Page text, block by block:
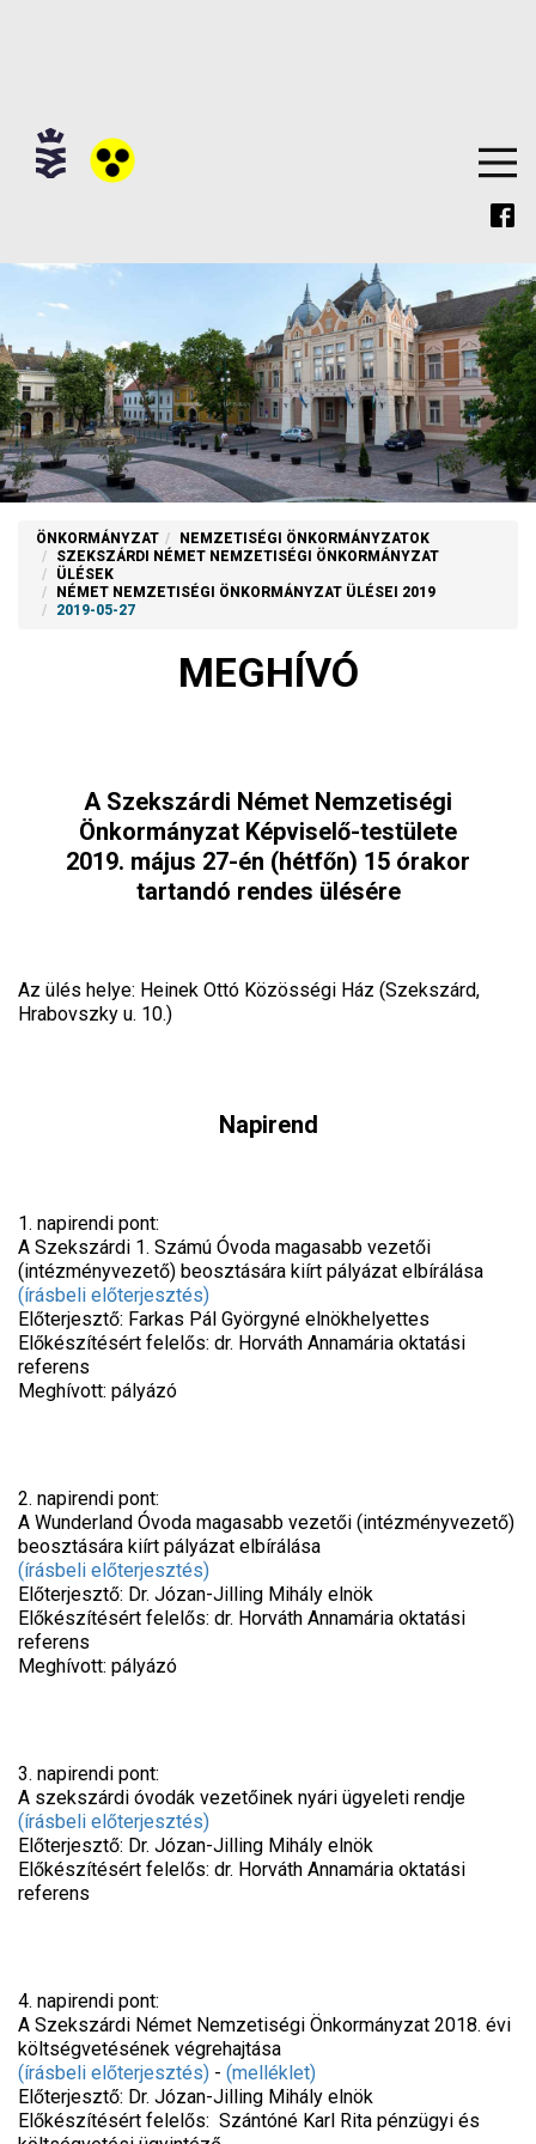
ÖNKORMÁNYZAT
NEMZETISÉGI ÖNKORMÁNYZATOK
SZEKSZÁRDI NÉMET NEMZETISÉGI ÖNKORMÁNYZAT
ÜLÉSEK
NÉMET NEMZETISÉGI ÖNKORMÁNYZAT ÜLÉSEI 2019
2019-05-27
MEGHÍVÓ
A Szekszárdi Német Nemzetiségi
Önkormányzat Képviselő-testülete
2019. május 27-én (hétfőn) 15 órakor
tartandó rendes ülésére
Az ülés helye: Heinek Ottó Közösségi Ház (Szekszárd,
Hrabovszky u. 10.)
Napirend
1. napirendi pont:
A Szekszárdi 1. Számú Óvoda magasabb vezetői
(intézményvezető) beosztására kiírt pályázat elbírálása
(írásbeli előterjesztés)
Előterjesztő: Farkas Pál Györgyné elnökhelyettes
Előkészítésért felelős: dr. Horváth Annamária oktatási
referens
Meghívott: pályázó
2. napirendi pont:
A Wunderland Óvoda magasabb vezetői (intézményvezető)
beosztására kiírt pályázat elbírálása
(írásbeli előterjesztés)
Előterjesztő: Dr. Józan-Jilling Mihály elnök
Előkészítésért felelős: dr. Horváth Annamária oktatási
referens
Meghívott: pályázó
3. napirendi pont:
A szekszárdi óvodák vezetőinek nyári ügyeleti rendje
(írásbeli előterjesztés)
Előterjesztő: Dr. Józan-Jilling Mihály elnök
Előkészítésért felelős: dr. Horváth Annamária oktatási
referens
4. napirendi pont:
A Szekszárdi Német Nemzetiségi Önkormányzat 2018. évi
költségvetésének végrehajtása
(írásbeli előterjesztés) - (melléklet)
Előterjesztő: Dr. Józan-Jilling Mihály elnök
Előkészítésért felelős: Szántóné Karl Rita pénzügyi és